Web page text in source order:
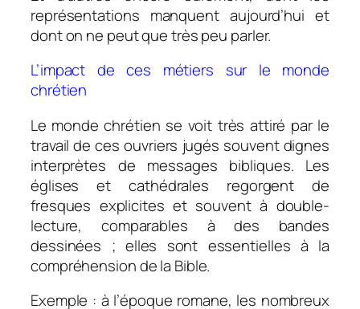
représentations manquent aujourd’hui et
dont on ne peut que très peu parler.
L’impact de ces métiers sur le monde
chrétien
Le monde chrétien se voit très attiré par le
travail de ces ouvriers jugés souvent dignes
interprètes de messages bibliques. Les
églises et cathédrales regorgent de
fresques explicites et souvent à double-
lecture, comparables à des bandes
dessinées ; elles sont essentielles à la
compréhension de la Bible.
Exemple : à l’époque romane, les nombreux